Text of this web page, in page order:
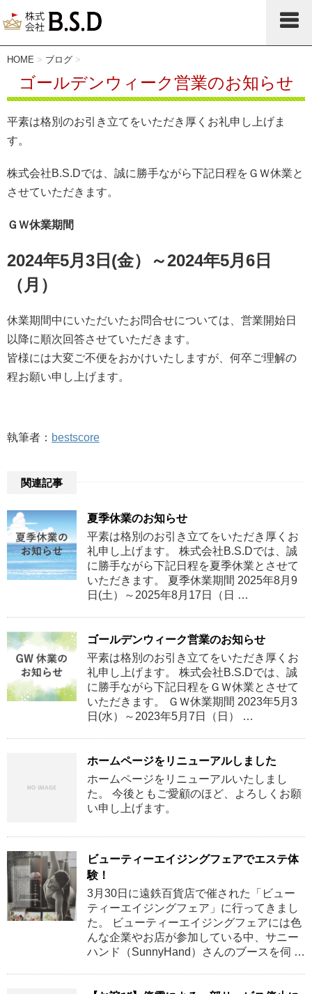
HOME > ブログ >
ゴールデンウィーク営業のお知らせ
平素は格別のお引き立てをいただき厚くお礼申し上げま
す。
株式会社B.S.Dでは、誠に勝手ながら下記日程をＧＷ休業と
させていただきます。
ＧＷ休業期間
2024年5月3日(金）～2024年5月6日
（月）
休業期間中にいただいたお問合せについては、営業開始日
以降に順次回答させていただきます。
皆様には大変ご不便をおかけいたしますが、何卒ご理解の
程お願い申し上げます。
執筆者： bestscore
関連記事
夏季休業のお知らせ
平素は格別のお引き立てをいただき厚くお
礼申し上げます。 株式会社B.S.Dでは、誠
に勝手ながら下記日程を夏季休業とさせて
いただきます。 夏季休業期間 2025年8月9
日(土）～2025年8月17日（日 …
ゴールデンウィーク営業のお知らせ
平素は格別のお引き立てをいただき厚くお
礼申し上げます。 株式会社B.S.Dでは、誠
に勝手ながら下記日程をＧＷ休業とさせて
いただきます。 ＧＷ休業期間 2023年5月3
日(水）～2023年5月7日（日） …
ホームページをリニューアルしました
ホームページをリニューアルいたしまし
た。 今後ともご愛顧のほど、よろしくお願
い申し上げます。
ビューティーエイジングフェアでエステ体
験！
3月30日に遠鉄百貨店で催された「ビュー
ティーエイジングフェア」に行ってきまし
た。 ビューティーエイジングフェアには色
んな企業やお店が参加している中、サニー
ハンド（SunnyHand）さんのブースを伺 …